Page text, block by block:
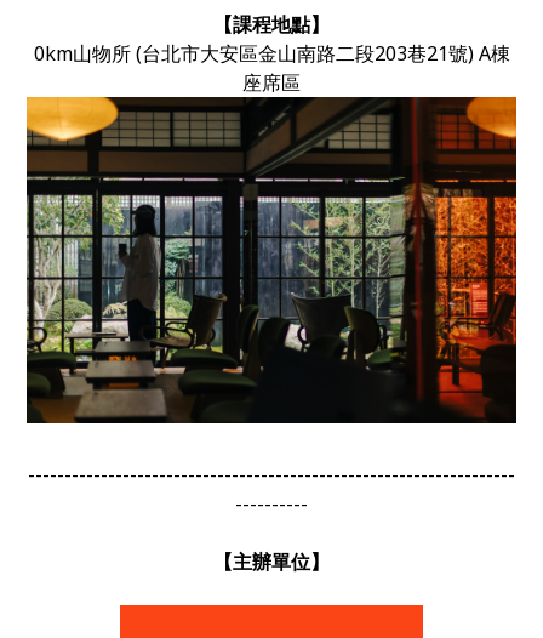
【課程地點】
0km山物所 (台北市大安區金山南路二段203巷21號) A棟
座席區
-------------------------------------------------------------------
----------
【主辦單位】